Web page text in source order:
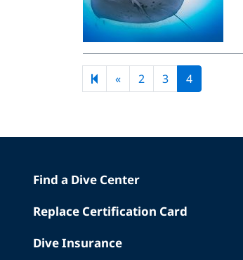
«Previous page
2 3 4
Find a Dive Center
Replace Certification Card
Dive Insurance